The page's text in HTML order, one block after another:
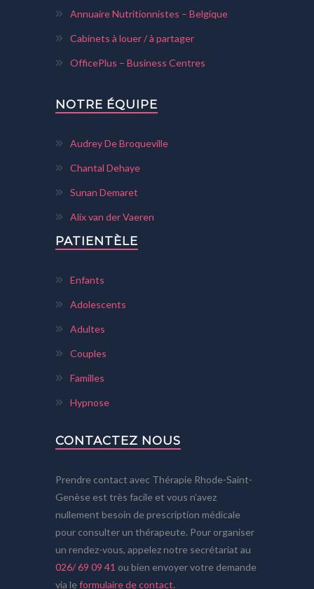
Annuaire Nutritionnistes – Belgique
Cabinets à louer / à partager
OfficePlus – Business Centres
NOTRE ÉQUIPE
Audrey De Broqueville
Chantal Dehaye
Sunan Demaret
Alix van der Vaeren
PATIENTÈLE
Enfants
Adolescents
Adultes
Couples
Familles
Hypnose
CONTACTEZ NOUS
Prendre contact avec Thérapie Rhode-Saint-
Genèse est très facile et vous n’avez
nullement besoin de prescription médicale
pour consulter un thérapeute. Pour organiser
un rendez-vous, appelez notre secrétariat au
026/ 69 09 41 ou bien envoyer votre demande
via le formulaire de contact.